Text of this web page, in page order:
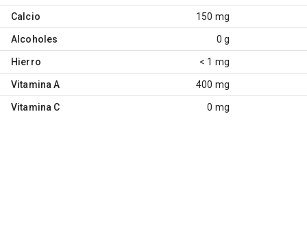
Calcio 150 mg
Alcoholes 0 g
Hierro < 1 mg
Vitamina A 400 mg
Vitamina C 0 mg